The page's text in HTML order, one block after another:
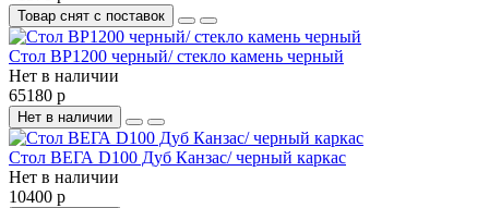
Товар снят с поставок
Стол BP1200 черный/ стекло камень черный
Нет в наличии
65180 р
Нет в наличии
Стол ВЕГА D100 Дуб Канзас/ черный каркас
Нет в наличии
10400 р